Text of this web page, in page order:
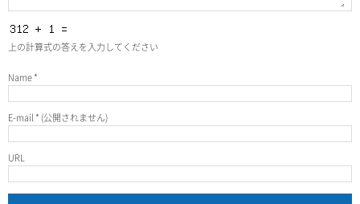
上の計算式の答えを入力してください
Name*
E-mail * (公開されません)
URL